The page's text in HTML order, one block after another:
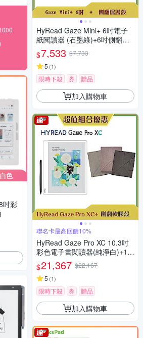
吋彩
HyRead Gaze Mini+ 6吋電子
紙閱讀器 (石墨綠)+6吋側翻保
護殼
$7,533 $7,733
5 (1)
限時下殺 券 贈品
加入購物車
聯名卡最高回饋10%
HyRead Gaze Pro XC 10.3吋
彩色電子書閱讀器(純淨白)+10.
3吋側翻軟膠殼 (組合)
$21,367 $22,167
5 (1)
限時下殺 券 贈品
加入購物車